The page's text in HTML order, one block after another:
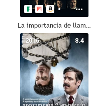
La importancia de llamarse Oscar Wilde
8.4
2016